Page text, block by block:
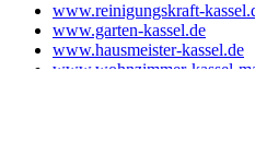
www.reinigungskraft-
www.garten-kassel.de
www.hausmeister-kassel.de
www.wohnzimmer-kassel-